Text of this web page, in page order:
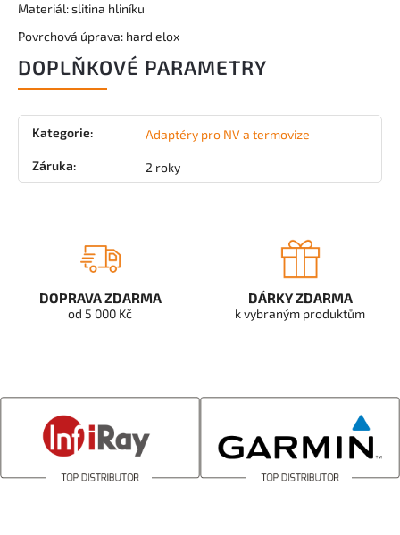
Materiál: slitina hliníku
Povrchová úprava: hard elox
DOPLŇKOVÉ PARAMETRY
Kategorie: Adaptéry pro NV a termovize
Záruka: 2 roky
DOPRAVA ZDARMA
od 5 000 Kč
DÁRKY ZDARMA
k vybraným produktům